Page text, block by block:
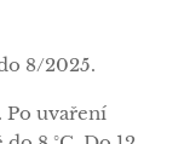
8/2025.
Po uvaření